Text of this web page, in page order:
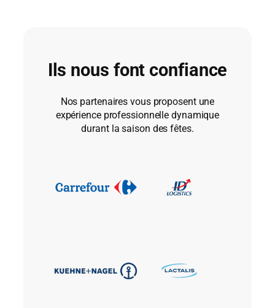
Ils nous font confiance
Nos partenaires vous proposent une
expérience professionnelle dynamique
durant la saison des fêtes.